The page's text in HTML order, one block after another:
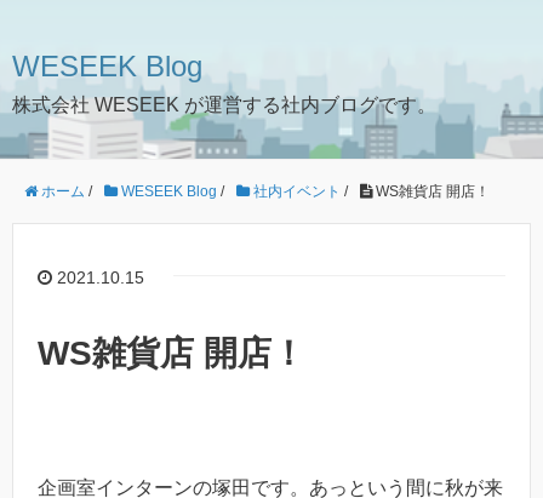
WESEEK Blog
株式会社 WESEEK が運営する社内ブログです。
ホーム / WESEEK Blog / 社内イベント / WS雑貨店 開店！
2021.10.15
WS雑貨店 開店！
企画室インターンの塚田です。あっという間に秋が来